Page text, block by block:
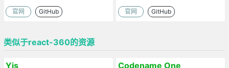
官网 GitHub
台的桌面应用
官网 GitHub
类似于react-360的资源
Yjs Codename One